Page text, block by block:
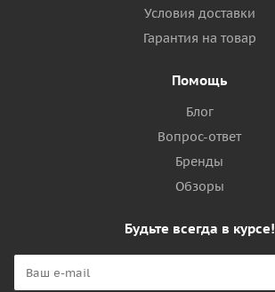
Условия доставки
Гарантия на товар
Помощь
Блог
Вопрос-ответ
Бренды
Обзоры
Будьте всегда в курсе!